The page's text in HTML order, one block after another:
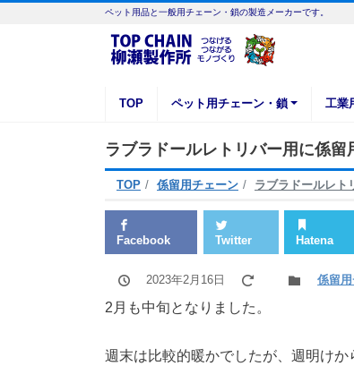
ペット用品と一般用チェーン・鎖の製造メーカーです。
TOP ペット用チェーン・鎖 工業
ラブラドールレトリバー用に係
TOP 係留用チェーン ラブラドールレト
Facebook Twitter Hatena
2023年2月16日 係留
2月も中旬となりました。
週末は比較的暖かでしたが、週明け